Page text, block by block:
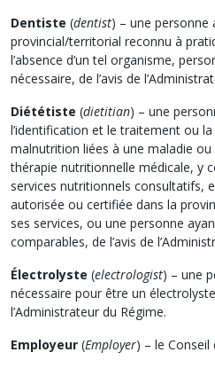
Dentiste (dentist) – une personne
provincial/territorial reconnu à
l’absence d’un tel organisme,
nécessaire, de l’avis de
Diététiste (dietitian) – une
l’identification et le traitement ou
malnutrition liées à une maladie ou
thérapie nutritionnelle médicale, y
services nutritionnels consultatifs,
autorisée ou certifiée dans la
ses services, ou une personne
comparables, de l’avis de
Électrolyste (electrologist) – une
nécessaire pour être un
l’Administrateur du Régime.
Employeur (Employer) – le Conseil